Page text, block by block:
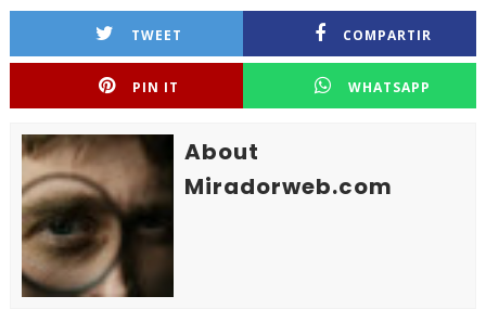
TWEET COMPARTIR
PIN IT WHATSAPP
About
Miradorweb.com